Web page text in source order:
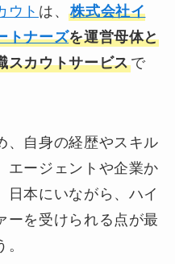
ウト は、株式会社イ
トナーズを運営母体と
スカウトサービスで
、自身の経歴やスキル
エージェントや企業か
日本にいながら、ハイ
ーを受けられる点が最